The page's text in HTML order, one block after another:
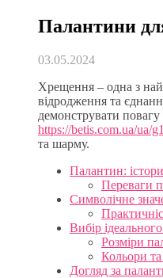
Палантини
03.05.2024
Хрещення – одна з
відродження та
демонструвати
https://betis.com.ua/ua/
та шарму.
Палантин:
Переваги
Символічне
Вибір
Розміри
Кольори та
Догляд за